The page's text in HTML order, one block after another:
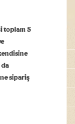
toplam 5
da
sipariş